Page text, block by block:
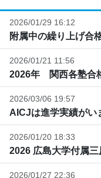
2026/01/29 16:12
附属中の繰り上げ合
2026/01/21 11:56
2026年 関西各塾合
2026/03/06 19:57
AICJは進学実績がい
2026/01/20 18:33
2026 広島大学付属
2026/01/27 22:36